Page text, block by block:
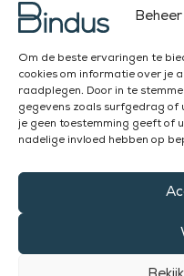
Om de beste ervaringen te
cookies om informatie over je
raadplegen. Door in te
gegevens zoals surfgedrag of
je geen toestemming geeft of
nadelige invloed hebben op